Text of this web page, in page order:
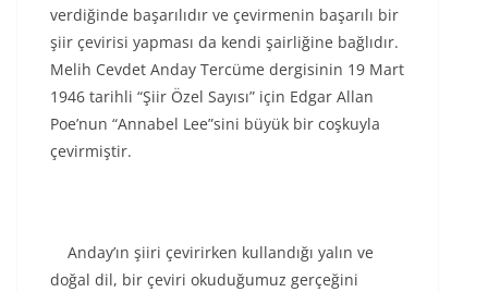
verdiğinde başarılıdır ve çevirmenin başarılı bir
şiir çevirisi yapması da kendi şairliğine bağlıdır.
Melih Cevdet Anday Tercüme dergisinin 19 Mart
1946 tarihli “Şiir Özel Sayısı” için Edgar Allan
Poe’nun “Annabel Lee”sini büyük bir coşkuyla
çevirmiştir.
Anday’ın şiiri çevirirken kullandığı yalın ve
doğal dil, bir çeviri okuduğumuz gerçeğini